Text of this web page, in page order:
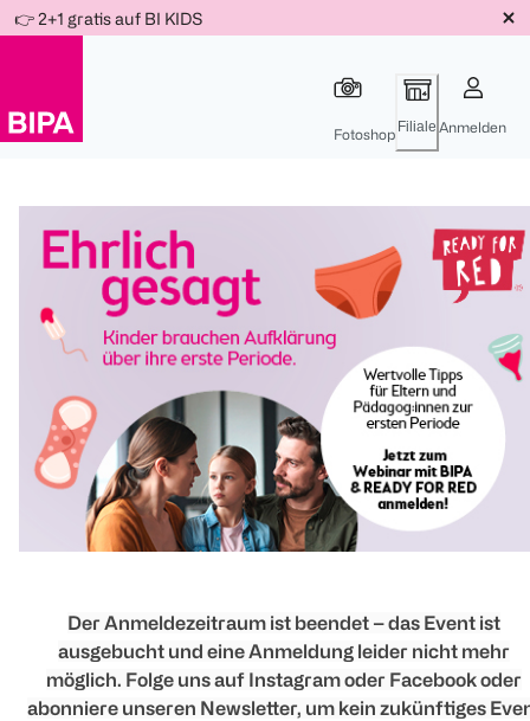
Für
Für
Für
Weiter
zum
👉 2+1 gratis auf BI KIDS
Fotoshop Filiale Anmelden
Der Anmeldezeitraum ist beendet – das Event ist
ausgebucht und eine Anmeldung leider nicht mehr
möglich. Folge uns auf Instagram oder Facebook oder
abonniere unseren Newsletter, um kein zukünftiges